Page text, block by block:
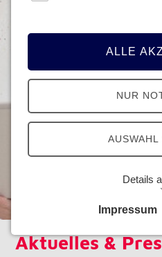
Aktuelles &
ALLE
NUR
Details
Notwendige Cookies
Impressum